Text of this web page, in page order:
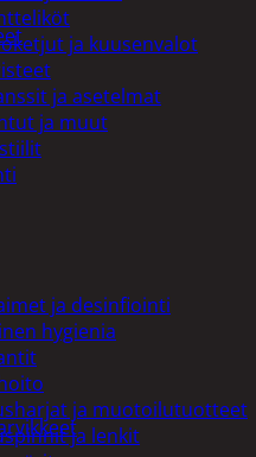
ja kuusenvalot
ja asetelmat
ja muut
ja desinfiointi
hygienia
ja muotoilutuotteet
ja lenkit